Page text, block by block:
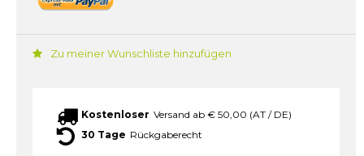
Zu meiner Wunschliste hinzufügen
Kostenloser Versand ab € 50,00 (AT / DE)
30 Tage Rückgaberecht